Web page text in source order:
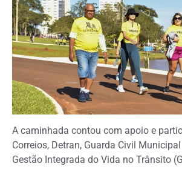
A caminhada contou com apoio e
Correios, Detran, Guarda Civil
Gestão Integrada do Vida no Trânsito